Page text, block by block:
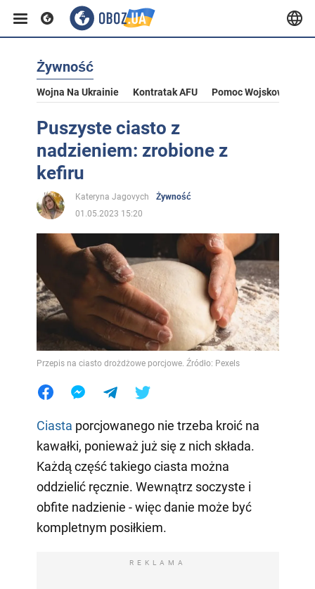
Żywność
Wojna Na Ukrainie Kontratak AFU Pomoc Wojskowa Dla
Puszyste ciasto z
nadzieniem: zrobione z
kefiru
Kateryna Jagovych
Żywność
01.05.2023 15:20
Przepis na ciasto drożdżowe porcjowe. Źródło: Pexels
Ciasta porcjowanego nie trzeba kroić na
kawałki, ponieważ już się z nich składa.
Każdą część takiego ciasta można
oddzielić ręcznie. Wewnątrz soczyste i
obfite nadzienie - więc danie może być
kompletnym posiłkiem.
REKLAMA